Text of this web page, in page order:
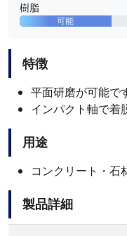
樹脂
可能
特徴
平面研磨が可能で
インパクト軸で着
用途
コンクリート・石
製品詳細